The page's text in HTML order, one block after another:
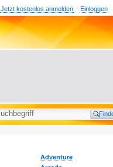
Einloggen
Jetzt kostenlos anmelden
Adventure